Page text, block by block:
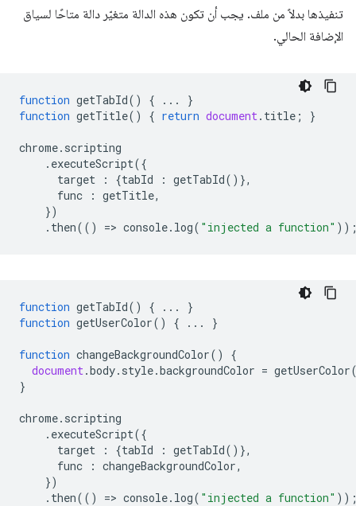
تنفيذها بدلاً من ملف. يجب أن تكون هذه الدالة متغيّر دالة متاحًا لسياق
الإضافة الحالي.
function getTabId() { ...
}
function getTitle() { return document. title ; }
chrome. scripting
. executeScript({
target
: {tabId : getTabId()},
func
: getTitle,
})
. then(() => console. log( "injected a function"
function getTabId() { ...
}
function getUserColor() { ... }
function changeBackgroundColor()
{
document.body. style.backgroundColor = getUserColor
}
chrome. scripting
. executeScript({
target
: {tabId : getTabId()},
func
: changeBackgroundColor,
})
. then(() => console. log( "injected a function"